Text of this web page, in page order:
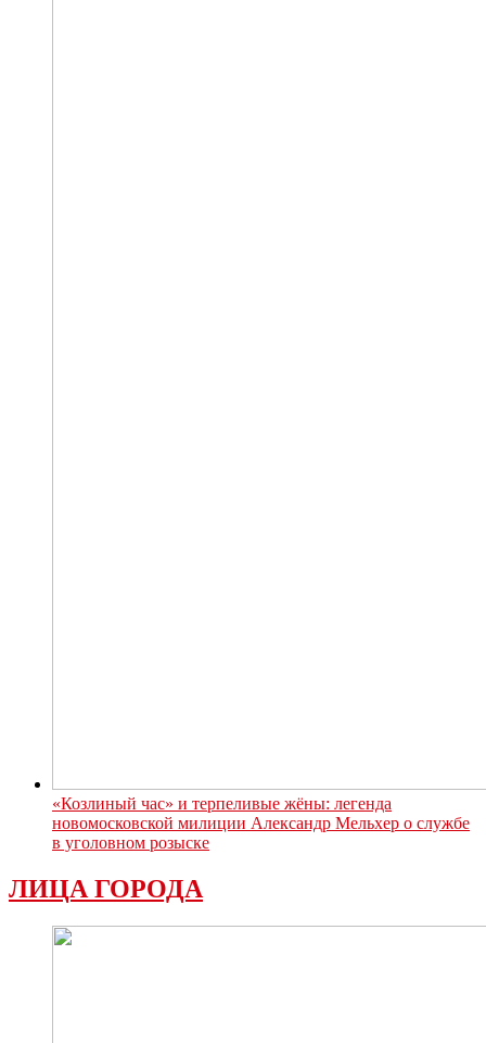
«Козлиный час» и терпеливые жёны: легенда
новомосковской милиции Александр Мельхер о службе
в уголовном розыске
ЛИЦА ГОРОДА